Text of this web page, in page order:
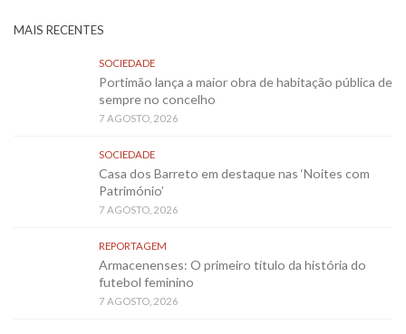
MAIS RECENTES
SOCIEDADE
Portimão lança a maior obra de habitação pública de
sempre no concelho
7 AGOSTO, 2026
SOCIEDADE
Casa dos Barreto em destaque nas ‘Noites com
Património’
7 AGOSTO, 2026
REPORTAGEM
Armacenenses: O primeiro título da história do
futebol feminino
7 AGOSTO, 2026